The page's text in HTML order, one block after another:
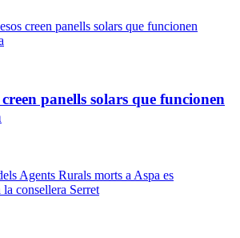
panells solars que funcionen